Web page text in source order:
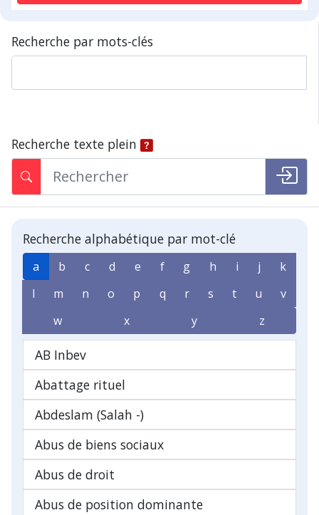
Recherche par mots-clés
Recherche texte plein
Recherche alphabétique par mot-clé
a b c d e f g h i j
k
l
m n o p q r s t u
v
w
x y z
AB Inbev
Abattage rituel
Abdeslam (Salah -)
Abus de biens sociaux
Abus de droit
Abus de position dominante